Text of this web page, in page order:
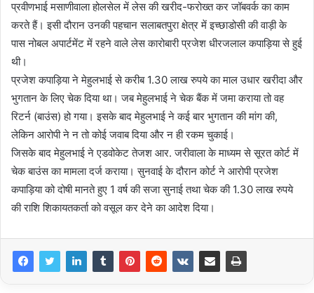
प्रवीणभाई मसाणीवाला होलसेल में लेस की खरीद-फरोख्त कर जॉबवर्क का काम
करते हैं। इसी दौरान उनकी पहचान सलाबतपुरा क्षेत्र में इच्छाडोसी की वाड़ी के
पास नोबल अपार्टमेंट में रहने वाले लेस कारोबारी प्रजेश धीरजलाल कपाड़िया से हुई
थी।
प्रजेश कपाड़िया ने मेहुलभाई से करीब 1.30 लाख रुपये का माल उधार खरीदा और
भुगतान के लिए चेक दिया था। जब मेहुलभाई ने चेक बैंक में जमा कराया तो वह
रिटर्न (बाउंस) हो गया। इसके बाद मेहुलभाई ने कई बार भुगतान की मांग की,
लेकिन आरोपी ने न तो कोई जवाब दिया और न ही रकम चुकाई।
जिसके बाद मेहुलभाई ने एडवोकेट तेजश आर. जरीवाला के माध्यम से सूरत कोर्ट में
चेक बाउंस का मामला दर्ज कराया। सुनवाई के दौरान कोर्ट ने आरोपी प्रजेश
कपाड़िया को दोषी मानते हुए 1 वर्ष की सजा सुनाई तथा चेक की 1.30 लाख रुपये
की राशि शिकायतकर्ता को वसूल कर देने का आदेश दिया।